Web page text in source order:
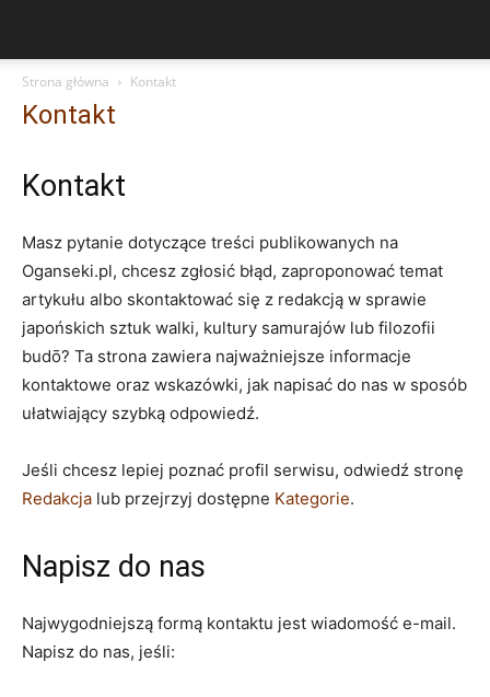
Strona główna Kontakt
Kontakt
Kontakt
Masz pytanie dotyczące treści publikowanych na
Oganseki.pl, chcesz zgłosić błąd, zaproponować temat
artykułu albo skontaktować się z redakcją w sprawie
japońskich sztuk walki, kultury samurajów lub filozofii
budō? Ta strona zawiera najważniejsze informacje
kontaktowe oraz wskazówki, jak napisać do nas w sposób
ułatwiający szybką odpowiedź.
Jeśli chcesz lepiej poznać profil serwisu, odwiedź stronę
Redakcja lub przejrzyj dostępne Kategorie.
Napisz do nas
Najwygodniejszą formą kontaktu jest wiadomość e-mail.
Napisz do nas, jeśli: